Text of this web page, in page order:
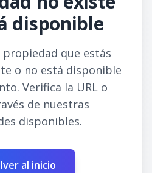
disponible
que estás
o no está disponible
Verifica la URL o
de nuestras
disponibles.
al inicio